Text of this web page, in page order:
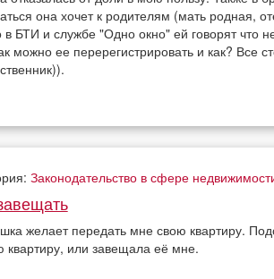
она хочет к родителям (мать родная,
в БТИ и службе "Одно окно" ей говорят что
можно ее перерегистрировать и как? Все
Законодательство в сфере
желает передать мне свою квартиру.
или завещала её мне.